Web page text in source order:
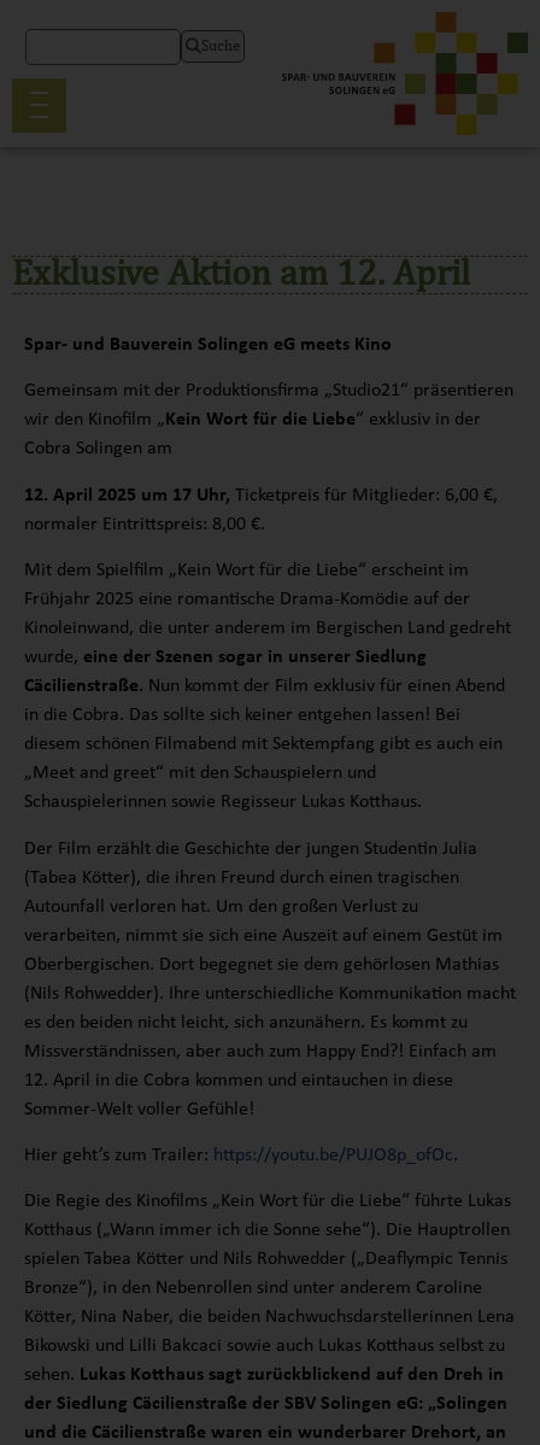
Suche
Exklusive Aktion am 12. April
Spar- und Bauverein Solingen eG meets Kino
Gemeinsam mit der Produktionsfirma „Studio21“ präsentieren
wir den Kinofilm „Kein Wort für die Liebe“ exklusiv in der
Cobra Solingen am
12. April 2025 um 17 Uhr, Ticketpreis für Mitglieder: 6,00 €,
normaler Eintrittspreis: 8,00 €.
Mit dem Spielfilm „Kein Wort für die Liebe“ erscheint im
Frühjahr 2025 eine romantische Drama-Komödie auf der
Kinoleinwand, die unter anderem im Bergischen Land gedreht
wurde, eine der Szenen sogar in unserer Siedlung
Cäcilienstraße. Nun kommt der Film exklusiv für einen Abend
in die Cobra. Das sollte sich keiner entgehen lassen! Bei
diesem schönen Filmabend mit Sektempfang gibt es auch ein
„Meet and greet“ mit den Schauspielern und
Schauspielerinnen sowie Regisseur Lukas Kotthaus.
Der Film erzählt die Geschichte der jungen Studentin Julia
(Tabea Kötter), die ihren Freund durch einen tragischen
Autounfall verloren hat. Um den großen Verlust zu
verarbeiten, nimmt sie sich eine Auszeit auf einem Gestüt im
Oberbergischen. Dort begegnet sie dem gehörlosen Mathias
(Nils Rohwedder). Ihre unterschiedliche Kommunikation macht
es den beiden nicht leicht, sich anzunähern. Es kommt zu
Missverständnissen, aber auch zum Happy End?! Einfach am
12. April in die Cobra kommen und eintauchen in diese
Sommer-Welt voller Gefühle!
Hier geht’s zum Trailer: https://youtu.be/PUJO8p_ofOc.
Die Regie des Kinofilms „Kein Wort für die Liebe“ führte Lukas
Kotthaus („Wann immer ich die Sonne sehe“). Die Hauptrollen
spielen Tabea Kötter und Nils Rohwedder („Deaflympic Tennis
Bronze“), in den Nebenrollen sind unter anderem Caroline
Kötter, Nina Naber, die beiden Nachwuchsdarstellerinnen Lena
Bikowski und Lilli Bakcaci sowie auch Lukas Kotthaus selbst zu
sehen. Lukas Kotthaus sagt zurückblickend auf den Dreh in
der Siedlung Cäcilienstraße der SBV Solingen eG: „Solingen
und die Cäcilienstraße waren ein wunderbarer Drehort, an